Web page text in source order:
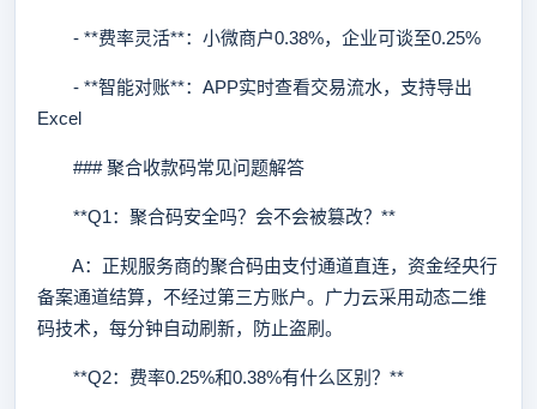
- **费率灵活**：小微商户0.38%，企业可谈至0.25%
- **智能对账**：APP实时查看交易流水，支持导出
Excel
### 聚合收款码常见问题解答
**Q1：聚合码安全吗？会不会被篡改？**
A：正规服务商的聚合码由支付通道直连，资金经央行
备案通道结算，不经过第三方账户。广力云采用动态二维
码技术，每分钟自动刷新，防止盗刷。
**Q2：费率0.25%和0.38%有什么区别？**